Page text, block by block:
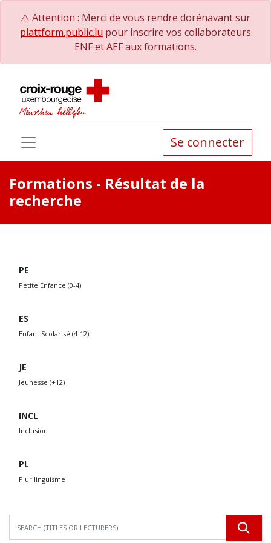
⚠️ Attention : Merci de vous rendre dorénavant sur
plattform.public.lu pour inscrire vos collaborateurs
ENF et AEF aux formations.
Se connecter
Formations - Résultat de la
recherche
PE
Petite Enfance (0-4)
ES
Enfant Scolarisé (4-12)
JE
Jeunesse (+12)
INCL
Inclusion
PL
Plurilinguisme